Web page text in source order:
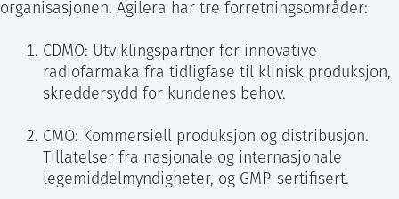
organisasjonen. Agilera har tre forretningsområder:
CDMO: Utviklingspartner for innovative
radiofarmaka fra tidligfase til klinisk produksjon,
skreddersydd for kundenes behov.
CMO: Kommersiell produksjon og distribusjon.
Tillatelser fra nasjonale og internasjonale
legemiddelmyndigheter, og GMP-sertifisert.